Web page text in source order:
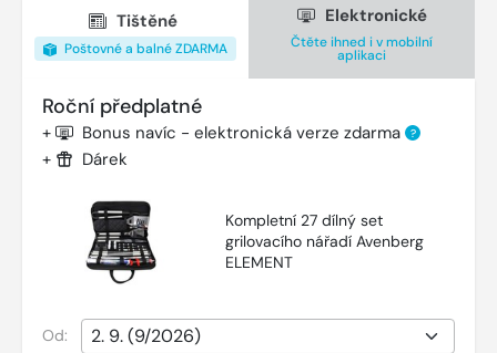
Tištěné
Poštovné a balné ZDARMA
Elektronické
Čtěte ihned i v mobilní
aplikaci
Roční předplatné
+ Bonus navíc - elektronická verze zdarma ?
+ Dárek
Kompletní 27 dílný set
grilovacího nářadí Avenberg
ELEMENT
Od: